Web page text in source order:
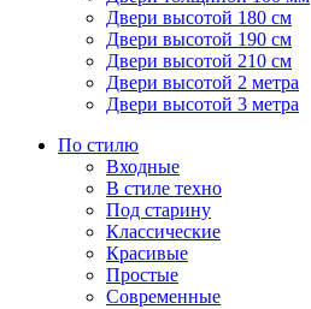
Двери высотой 180 см
Двери высотой 190 см
Двери высотой 210 см
Двери высотой 2 метра
Двери высотой 3 метра
По стилю
Входные
В стиле техно
Под старину
Классические
Красивые
Простые
Современные